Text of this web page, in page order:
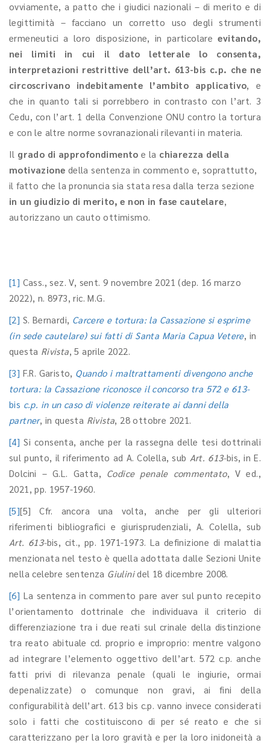
ovviamente, a patto che i giudici nazionali – di merito e di
legittimità – facciano un corretto uso degli strumenti
ermeneutici a loro disposizione, in particolareevitando,
nei limiti in cui il dato letterale lo consenta,
interpretazioni restrittive dell’art. 613-bis c.p. che ne
circoscrivano indebitamente l’ambito applicativo, e
che in quanto tali si porrebbero in contrasto con l’art. 3
Cedu, con l’art. 1 della Convenzione ONU contro la tortura
e con le altre norme sovranazionali rilevanti in materia.
Il grado di approfondimento e la chiarezza della
motivazione della sentenza in commento e, soprattutto,
il fatto che la pronuncia sia stata resa dalla terza sezione
in un giudizio di merito, e non in fase cautelare,
autorizzano un cauto ottimismo.
[1] Cass., sez. V, sent. 9 novembre 2021 (dep. 16 marzo
2022), n. 8973, ric. M.G.
[2] S. Bernardi, Carcere e tortura: la Cassazione si esprime
(in sede cautelare) sui fatti di Santa Maria Capua Vetere, in
questa Rivista, 5 aprile 2022.
[3] F.R. Garisto, Quando i maltrattamenti divengono anche
tortura: la Cassazione riconosce il concorso tra 572 e 613-
bis c.p. in un caso di violenze reiterate ai danni della
partner, in questa Rivista, 28 ottobre 2021.
[4] Si consenta, anche per la rassegna delle tesi dottrinali
sul punto, il riferimento ad A. Colella, sub Art. 613-bis, in E.
Dolcini – G.L. Gatta, Codice penale commentato, V ed.,
2021, pp. 1957-1960.
[5][5] Cfr. ancora una volta, anche per gli ulteriori
riferimenti bibliografici e giurisprudenziali, A. Colella, sub
Art. 613-bis, cit., pp. 1971-1973. La definizione di malattia
menzionata nel testo è quella adottata dalle Sezioni Unite
nella celebre sentenza Giulinidel 18 dicembre 2008.
[6] La sentenza in commento pare aver sul punto recepito
l’orientamento dottrinale che individuava il criterio di
differenziazione tra i due reati sul crinale della distinzione
tra reato abituale cd. proprio e improprio: mentre valgono
ad integrare l’elemento oggettivo dell’art. 572 c.p. anche
fatti privi di rilevanza penale (quali le ingiurie, ormai
depenalizzate) o comunque non gravi, ai fini della
configurabilità dell’art. 613 bis c.p. vanno invece considerati
solo i fatti che costituiscono di per sé reato e che si
caratterizzano per la loro gravità e per la loro inidoneità a